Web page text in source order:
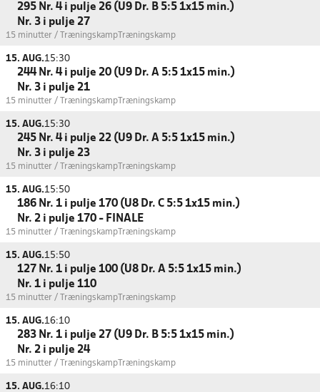
295 Nr. 4 i pulje 26 (U9 Dr. B 5:5 1x15 min.)
Nr. 3 i pulje 27
15 minutter / Træningskamp Træningskamp
15. AUG.15:30
244 Nr. 4 i pulje 20 (U9 Dr. A 5:5 1x15 min.)
Nr. 3 i pulje 21
15 minutter / Træningskamp Træningskamp
15. AUG.15:30
245 Nr. 4 i pulje 22 (U9 Dr. A 5:5 1x15 min.)
Nr. 3 i pulje 23
15 minutter / Træningskamp Træningskamp
15. AUG.15:50
186 Nr. 1 i pulje 170 (U8 Dr. C 5:5 1x15 min.)
Nr. 2 i pulje 170 - FINALE
15 minutter / Træningskamp Træningskamp
15. AUG.15:50
127 Nr. 1 i pulje 100 (U8 Dr. A 5:5 1x15 min.)
Nr. 1 i pulje 110
15 minutter / Træningskamp Træningskamp
15. AUG.16:10
283 Nr. 1 i pulje 27 (U9 Dr. B 5:5 1x15 min.)
Nr. 2 i pulje 24
15 minutter / Træningskamp Træningskamp
15. AUG.16:10